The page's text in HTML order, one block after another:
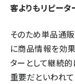
客よりもリピー
そのため単品通
に商品情報を効果
ターとして継続
重要だといわれて